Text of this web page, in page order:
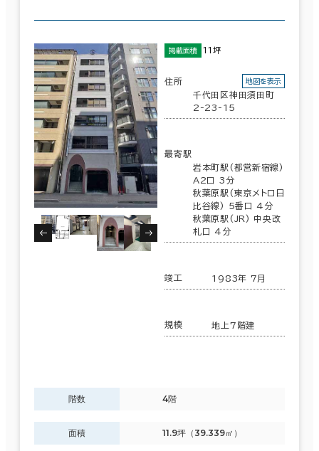
掲載面積 11坪
住所
千代田区神田須田町
2-23-15
地図を表示
最寄駅
岩本町駅(都営新宿線)
A2口 3分
秋葉原駅(東京メトロ日
比谷線) 5番口 4分
秋葉原駅(JR) 中央改
札口 4分
竣工 1983年 7月
規模 地上7階建
階数 4階
面積 11.9坪（39.339㎡）